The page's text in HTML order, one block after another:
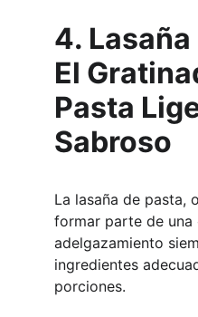
4.
El
Pasta
Sabroso
La lasaña de pasta, o
formar parte de una
adelgazamiento
ingredientes
porciones.